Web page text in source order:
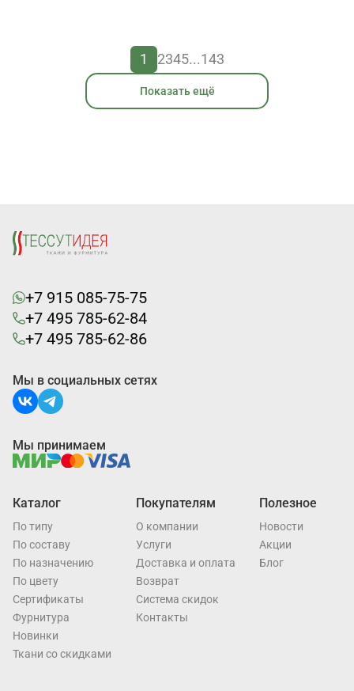
1 2345...143
Показать ещё
+7 915 085-75-75
+7 495 785-62-84
+7 495 785-62-86
Каталог
По типу
По составу
По назначению
По цвету
Cертификаты
Фурнитура
Новинки
Ткани со скидками
Покупателям
О компании
Услуги
Доставка и оплата
Возврат
Система скидок
Контакты
Полезное
Новости
Акции
Блог
Мы в социальных сетях
Мы принимаем